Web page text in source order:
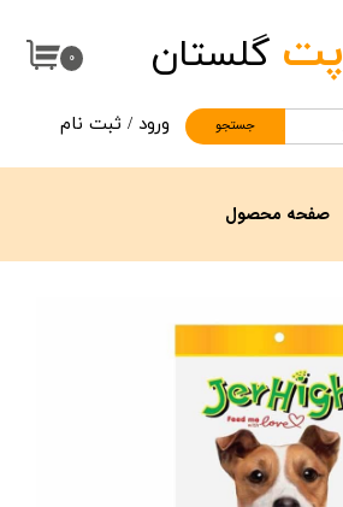
۰
جستجو
پت گلستان
ورود / ثبت نام
صفحه محصول